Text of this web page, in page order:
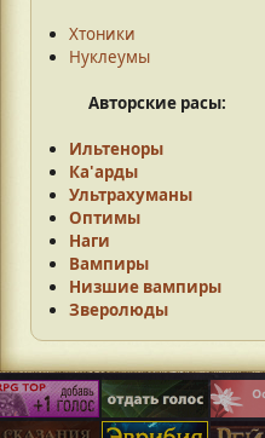
Хтоники
Нуклеумы
Авторские расы:
Ильтеноры
Ка'арды
Ультрахуманы
Оптимы
Наги
Вампиры
Низшие вампиры
Зверолюды